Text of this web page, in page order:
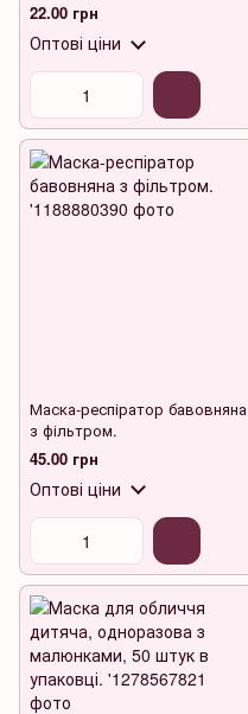
22.00 грн
Оптові ціни
Маска-респіратор бавовняна
з фільтром.
45.00 грн
Оптові ціни